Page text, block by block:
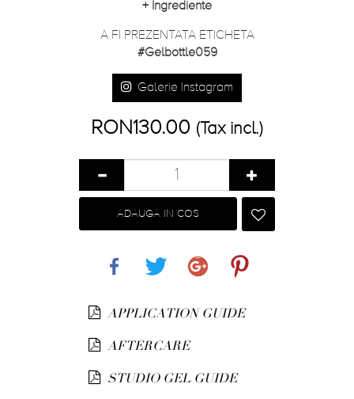
+ Ingrediente
A FI PREZENTATA ETICHETA
#Gelbottle059
Galerie Instagram
RON130.00 (Tax incl.)
ADAUGA IN COS
APPLICATION GUIDE
AFTERCARE
STUDIO GEL GUIDE